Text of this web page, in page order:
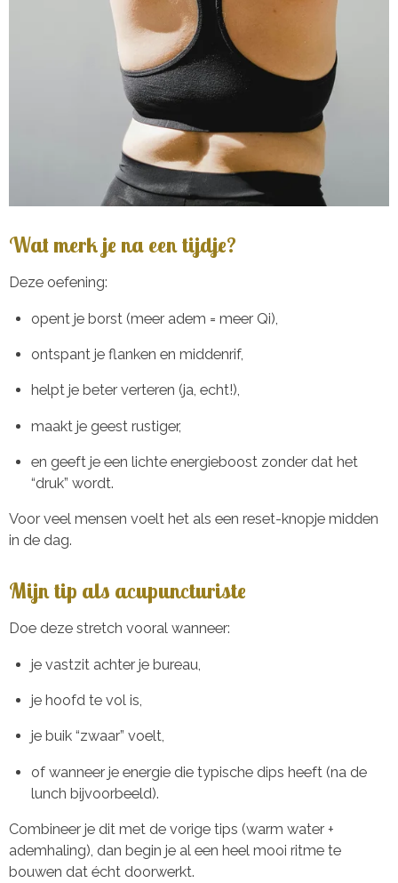
Wat merk je na een tijdje?
Deze oefening:
opent je borst (meer adem = meer Qi),
ontspant je flanken en middenrif,
helpt je beter verteren (ja, echt!),
maakt je geest rustiger,
en geeft je een lichte energieboost zonder dat het
“druk” wordt.
Voor veel mensen voelt het als een reset-knopje midden
in de dag.
Mijn tip als acupuncturiste
Doe deze stretch vooral wanneer:
je vastzit achter je bureau,
je hoofd te vol is,
je buik “zwaar” voelt,
of wanneer je energie die typische dips heeft (na de
lunch bijvoorbeeld).
Combineer je dit met de vorige tips (warm water +
ademhaling), dan begin je al een heel mooi ritme te
bouwen dat écht doorwerkt.